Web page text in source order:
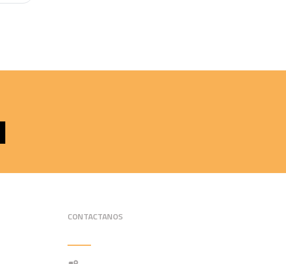
CONTACTANOS